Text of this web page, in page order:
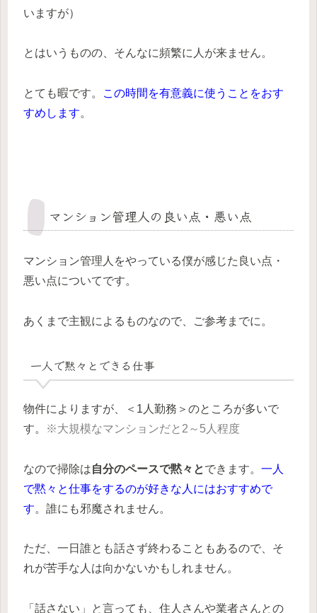
いますが）
とはいうものの、そんなに頻繁に人が来ません。
とても暇です。
この時間を有意義に使うことをおす
すめします。
マンション管理人の良い点・悪い点
マンション管理人をやっている僕が感じた良い点・
悪い点についてです。
あくまで主観によるものなので、ご参考までに。
一人で黙々とできる仕事
物件によりますが、＜1人勤務＞のところが多いで
す。
※大規模なマンションだと2～5人程度
なので掃除は自分のペースで黙々とできます。 一人
で黙々と仕事をするのが好きな人にはおすすめで
す。誰にも邪魔されません。
ただ、一日誰とも話さず終わることもあるので、そ
れが苦手な人は向かないかもしれません。
「話さない」と言っても、住人さんや業者さんとの